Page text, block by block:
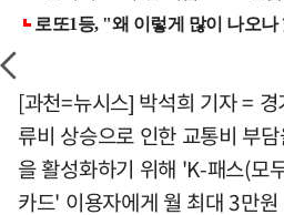
[과천=뉴시스] 박석희 기자 =
류비 상승으로 인한 교통비 부
을 활성화하기 위해 'K-패스(모
카드' 이용자에게 월 최대 3만